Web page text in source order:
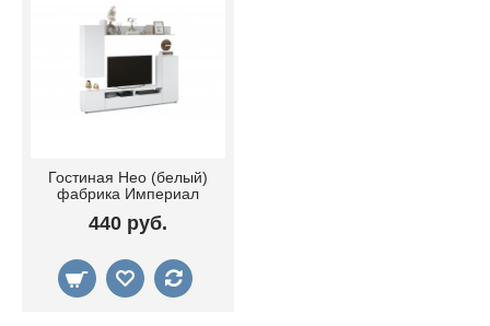
Гостиная Нео (белый)
фабрика Империал
440 руб.